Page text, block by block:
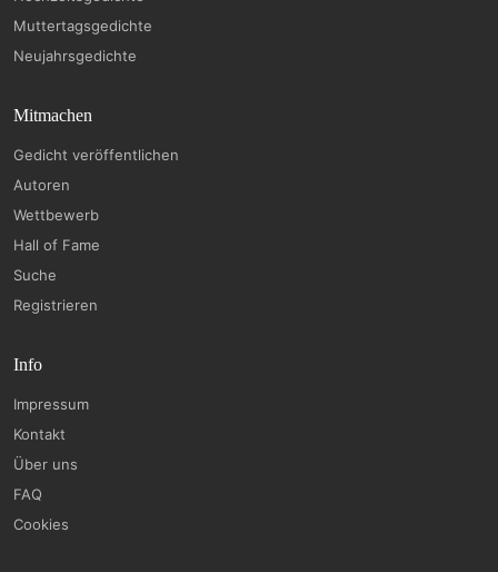
Muttertagsgedichte
Neujahrsgedichte
Mitmachen
Gedicht veröffentlichen
Autoren
Wettbewerb
Hall of Fame
Suche
Registrieren
Info
Impressum
Kontakt
Über uns
FAQ
Cookies